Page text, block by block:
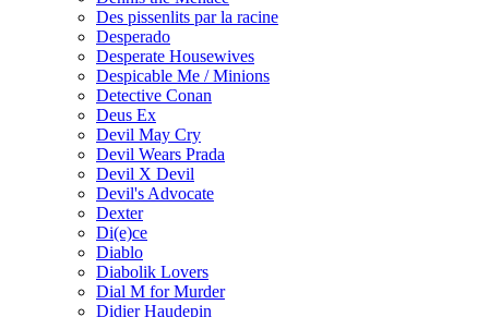
Des pissenlits par la racine
Desperado
Desperate Housewives
Despicable Me / Minions
Detective Conan
Deus Ex
Devil May Cry
Devil Wears Prada
Devil X Devil
Devil's Advocate
Dexter
Di(e)ce
Diablo
Diabolik Lovers
Dial M for Murder
Didier Haudepin